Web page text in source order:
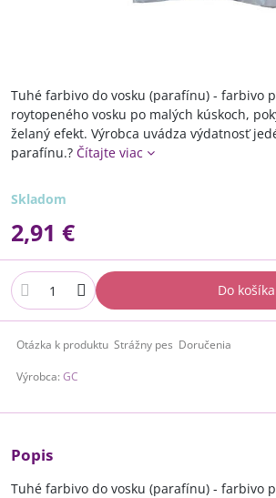
Tuhé farbivo do vosku (parafínu) - farbivo
roytopeného vosku po malých kúskoch,
želaný efekt. Výrobca uvádza výdatnosť
parafínu.? Čítajte viac
Skladom
2,91 €
Do košíka
Otázka k produktu Strážny pes Doručenia
Výrobca: GC
Popis
Tuhé farbivo do vosku (parafínu) - farbivo